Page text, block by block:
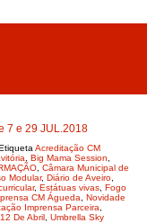
7 e 29 JUL.2018
Acreditação CM
Big Mama Session
Câmara Municipal de
Modular, Diário de Aveiro
, Estátuas vivas Fogo
CM Águeda
Novidade
Imprensa Parceira
De Abril Umbrella Sky